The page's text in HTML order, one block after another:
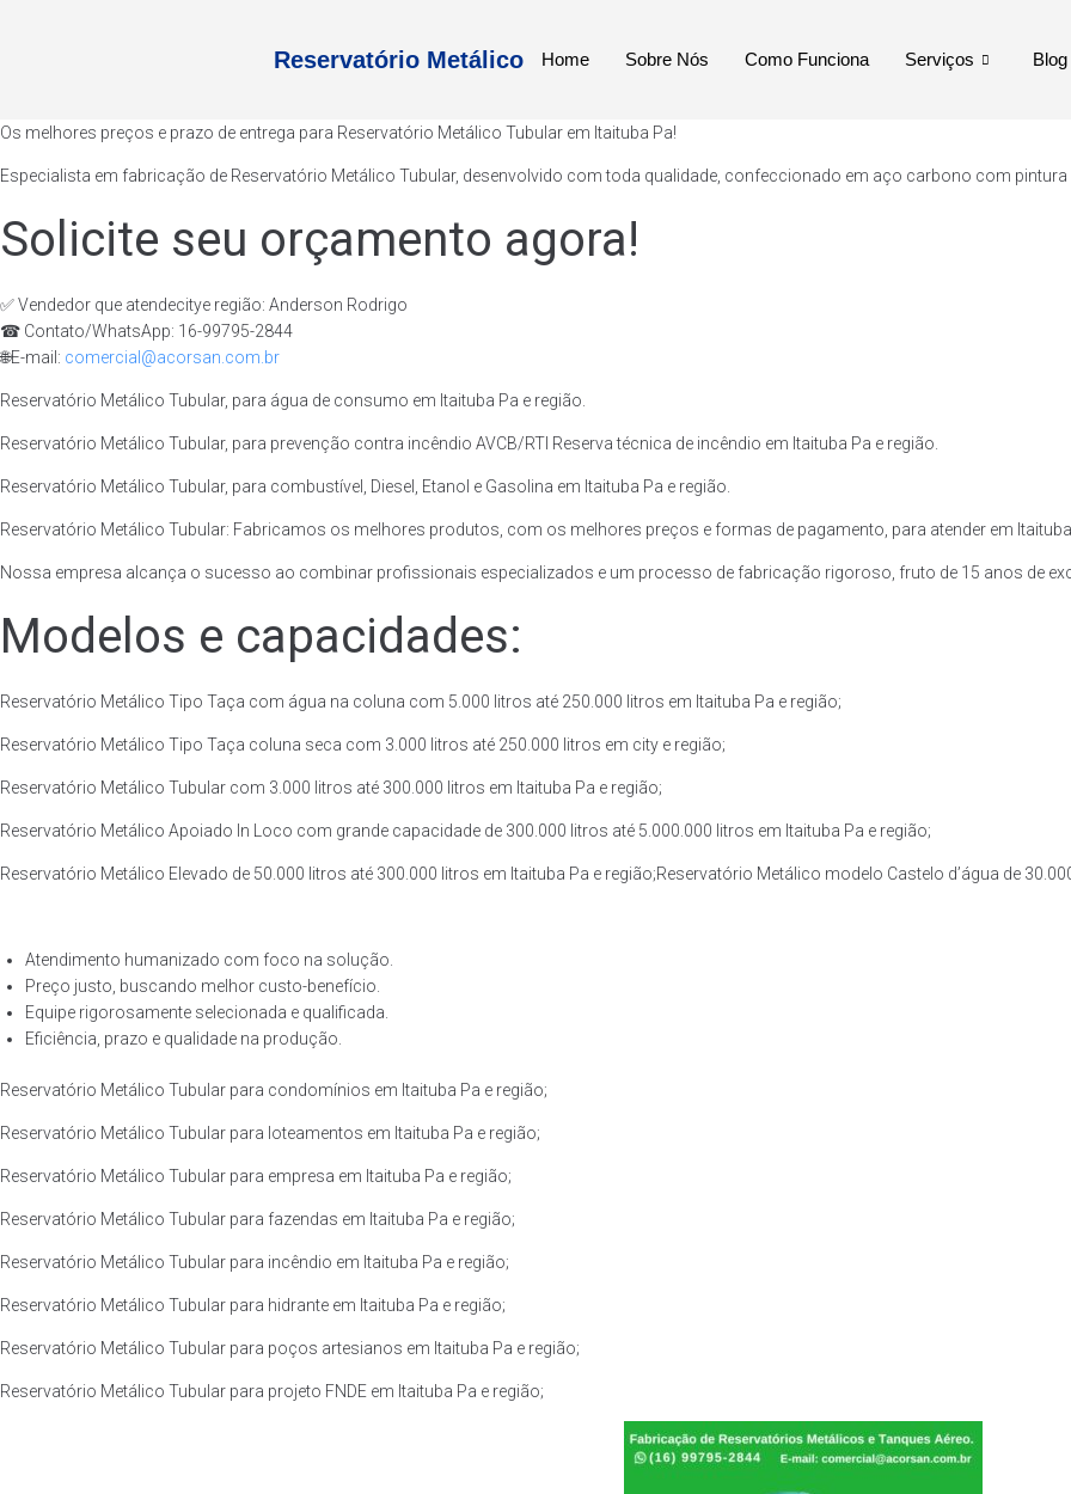
Reservatório Metálico Home Sobre Nós Como Funciona Serviços Blog
Os melhores preços e prazo de entrega para Reservatório Metálico Tubular em Itaituba Pa!
Especialista em fabricação de Reservatório Metálico Tubular, desenvolvido com toda qualidade, confeccionado em aço carbono com pintura
Solicite seu orçamento agora!
✅ Vendedor que atendecitye região: Anderson Rodrigo
☎ Contato/WhatsApp: 16-99795-2844
🌐E-mail: comercial@acorsan.com.br
Reservatório Metálico Tubular, para água de consumo em Itaituba Pa e região.
Reservatório Metálico Tubular, para prevenção contra incêndio AVCB/RTI Reserva técnica de incêndio em Itaituba Pa e região.
Reservatório Metálico Tubular, para combustível, Diesel, Etanol e Gasolina em Itaituba Pa e região.
Reservatório Metálico Tubular: Fabricamos os melhores produtos, com os melhores preços e formas de pagamento, para atender em Itaituba
Nossa empresa alcança o sucesso ao combinar profissionais especializados e um processo de fabricação rigoroso, fruto de 15 anos de
Modelos e capacidades:
Reservatório Metálico Tipo Taça com água na coluna com 5.000 litros até 250.000 litros em Itaituba Pa e região;
Reservatório Metálico Tipo Taça coluna seca com 3.000 litros até 250.000 litros em city e região;
Reservatório Metálico Tubular com 3.000 litros até 300.000 litros em Itaituba Pa e região;
Reservatório Metálico Apoiado In Loco com grande capacidade de 300.000 litros até 5.000.000 litros em Itaituba Pa e região;
Reservatório Metálico Elevado de 50.000 litros até 300.000 litros em Itaituba Pa e região;Reservatório Metálico modelo Castelo d’água de
Atendimento humanizado com foco na solução.
Preço justo, buscando melhor custo-benefício.
Equipe rigorosamente selecionada e qualificada.
Eficiência, prazo e qualidade na produção.
Reservatório Metálico Tubular para condomínios em Itaituba Pa e região;
Reservatório Metálico Tubular para loteamentos em Itaituba Pa e região;
Reservatório Metálico Tubular para empresa em Itaituba Pa e região;
Reservatório Metálico Tubular para fazendas em Itaituba Pa e região;
Reservatório Metálico Tubular para incêndio em Itaituba Pa e região;
Reservatório Metálico Tubular para hidrante em Itaituba Pa e região;
Reservatório Metálico Tubular para poços artesianos em Itaituba Pa e região;
Reservatório Metálico Tubular para projeto FNDE em Itaituba Pa e região;